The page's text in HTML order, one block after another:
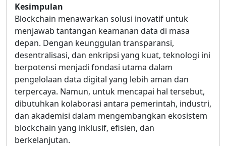
Kesimpulan
Blockchain menawarkan solusi inovatif untuk
menjawab tantangan keamanan data di masa
depan. Dengan keunggulan transparansi,
desentralisasi, dan enkripsi yang kuat, teknologi ini
berpotensi menjadi fondasi utama dalam
pengelolaan data digital yang lebih aman dan
terpercaya. Namun, untuk mencapai hal tersebut,
dibutuhkan kolaborasi antara pemerintah, industri,
dan akademisi dalam mengembangkan ekosistem
blockchain yang inklusif, efisien, dan
berkelanjutan.